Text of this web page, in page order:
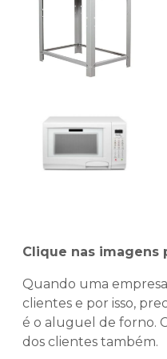
Clique nas imagens
Quando uma
clientes e por isso,
é o aluguel de forno.
dos clientes também.